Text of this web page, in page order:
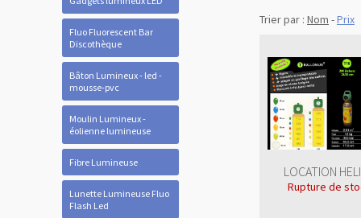
Fluo Fluorescent Bar
Discothèque
Bâton Lumineux - led -
mousse-pvc
Moulin Lumineux -
éolienne lumineuse
Fibre Lumineuse
Lunette Lumineuse Fluo
Flash Led
Trier par : Nom -Prix
LOCATION
Rupture de